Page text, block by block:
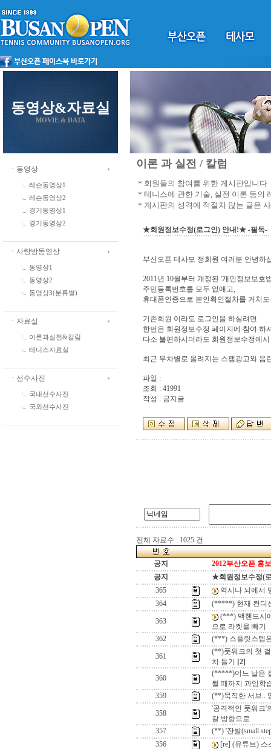
동영상&자료실
MOVIE & DATA
ㆍ동영상
레슨동영상1
레슨동영상2
경기동영상1
경기동영상2
ㆍ사랑방동영상
동영상1
동영상2
동영상3(분류별)
ㆍ자료실
이론과실전&칼럼
테니스자료실
ㆍ선수사진
국내선수사진
국외선수사진
이론 과 실전 / 칼럼
＊회원들의 참여를 위한 게시판입니다
＊테니스에 관한 기술, 실전 이론 등의
＊게시판의 성격에 적절치 않는 글은
★회원정보수정(로그인) 안내!★ -필독-
부산오픈 테사모 정회원 여러분 안녕하
2011년 10월부터 개정된 '개인정보보호
주민등록번호를 모두 없애고,
휴대폰인증으로 본인확인절차를 거치
기존회원 이라도 로그인을 하실려면
한번은 회원정보수정 페이지에 참여 하
다소 불편하시더라도 회원정보수정에
최근 무차별로 올려지는 스팸광고와 음
파일 :
조회 : 41991
작성 : 공지글
전체 자료수 : 1025 건
공지
2012부산오픈 홍
공지
★회원정보수정(
365
역시나 뇌에서
364
(*****) 현재 컨디
363
(***) 백핸드시
으로 라켓을 빼기
362
(***) 스플릿스텝
361
(**)풋워크의 첫
치 들기
[2]
360
(*****)어느 날은
될 때까지 과잉학
359
(**)묵직한 서브..
358
'공격적인 풋워크'
갈 방향으로
357
(**) '잔발(small
356
[re] (유튜브)